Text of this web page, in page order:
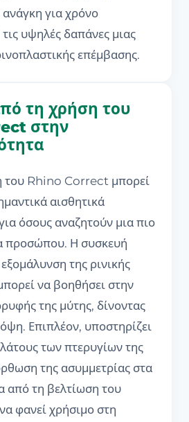
ανάγκη για χρόνο
υψηλές δαπάνες μιας
επέμβασης.
τη χρήση του
στην
του Rhino Correct μπορεί
αισθητικά
όσους αναζητούν μια πιο
προσώπου. Η συσκευή
της ρινικής
να βοηθήσει στην
της μύτης, δίνοντας
Επιπλέον, υποστηρίζει
των πτερυγίων της
της ασυμμετρίας στα
από τη βελτίωση του
φανεί χρήσιμο στη